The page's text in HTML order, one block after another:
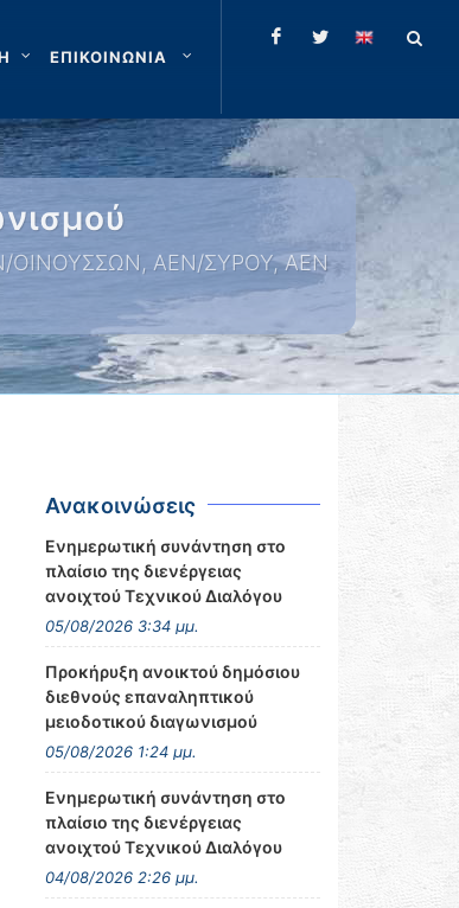
ΕΠΙΚΟΙΝΩΝΙΑ
ΟΙΝΟΥΣΣΩΝ, ΑΕΝ/ΣΥΡΟΥ, ΑΕΝ
Ανακοινώσεις
Ενημερωτική συνάντηση στο
πλαίσιο της διενέργειας
ανοιχτού Τεχνικού Διαλόγου
05/08/2026 3:34 μμ.
Προκήρυξη ανοικτού δημόσιου
διεθνούς επαναληπτικού
μειοδοτικού διαγωνισμού
05/08/2026 1:24 μμ.
Ενημερωτική συνάντηση στο
πλαίσιο της διενέργειας
ανοιχτού Τεχνικού Διαλόγου
04/08/2026 2:26 μμ.